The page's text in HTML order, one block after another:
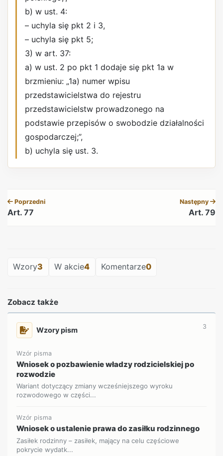
b) w ust. 4:
– uchyla się pkt 2 i 3,
– uchyla się pkt 5;
3) w art. 37:
a) w ust. 2 po pkt 1 dodaje się pkt 1a w
brzmieniu: „1a) numer wpisu
przedstawicielstwa do rejestru
przedstawicielstw prowadzonego na
podstawie przepisów o swobodzie działalności
gospodarczej;”,
b) uchyla się ust. 3.
Poprzedni
Art. 77
Następny
Art. 79
Wzory3 W akcie4 Komentarze0
Zobacz także
Wzory pism 3
Wzór pisma
Wniosek o pozbawienie władzy rodzicielskiej po
rozwodzie
Wariant dotyczący zmiany wcześniejszego wyroku
rozwodowego w części...
Wzór pisma
Wniosek o ustalenie prawa do zasiłku rodzinnego
Zasiłek rodzinny – zasiłek, mający na celu częściowe
pokrycie wydatk...